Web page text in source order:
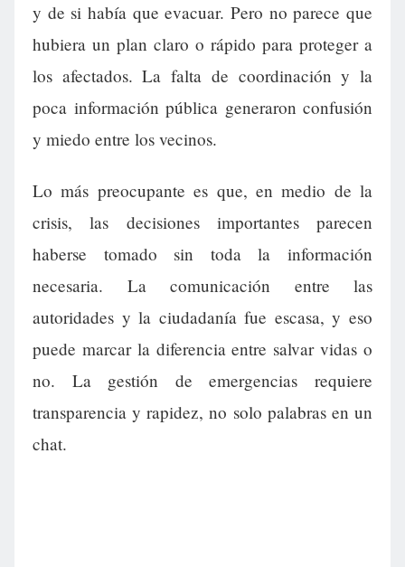
y de si había que evacuar. Pero no parece que
hubiera un plan claro o rápido para proteger a
los afectados. La falta de coordinación y la
poca información pública generaron confusión
y miedo entre los vecinos.
Lo más preocupante es que, en medio de la
crisis, las decisiones importantes parecen
haberse tomado sin toda la información
necesaria. La comunicación entre las
autoridades y la ciudadanía fue escasa, y eso
puede marcar la diferencia entre salvar vidas o
no. La gestión de emergencias requiere
transparencia y rapidez, no solo palabras en un
chat.